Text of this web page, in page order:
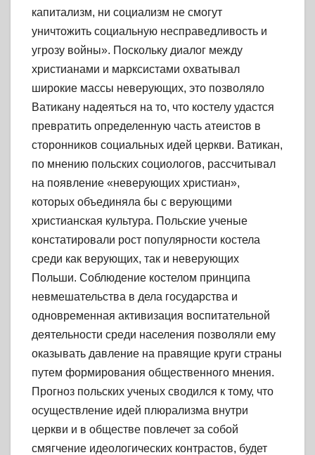
капитализм, ни социализм не смогут
уничтожить социальную несправедливость и
угрозу войны». Поскольку диалог между
христианами и марксистами охватывал
широкие массы неверующих, это позволяло
Ватикану надеяться на то, что костелу удастся
превратить определенную часть атеистов в
сторонников социальных идей церкви. Ватикан,
по мнению польских социологов, рассчитывал
на появление «неверующих христиан»,
которых объединяла бы с верующими
христианская культура. Польские ученые
констатировали рост популярности костела
среди как верующих, так и неверующих
Польши. Соблюдение костелом принципа
невмешательства в дела государства и
одновременная активизация воспитательной
деятельности среди населения позволяли ему
оказывать давление на правящие круги страны
путем формирования общественного мнения.
Прогноз польских ученых сводился к тому, что
осуществление идей плюрализма внутри
церкви и в обществе повлечет за собой
смягчение идеологических контрастов, будет